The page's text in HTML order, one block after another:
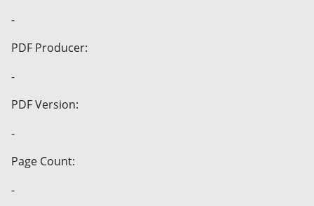
-
PDF Producer:
-
PDF Version:
-
Page Count:
-